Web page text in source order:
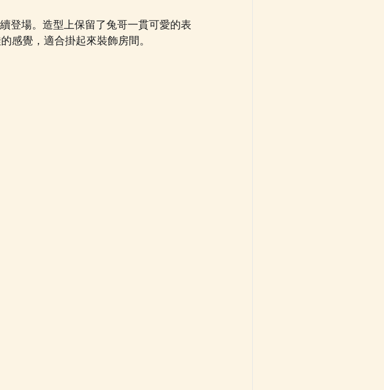
登場。造型上保留了兔哥一貫可愛的表
感覺，適合掛起來裝飾房間。